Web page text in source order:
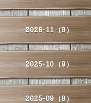
2025-11（9）
2025-10（9）
2025-09（8）